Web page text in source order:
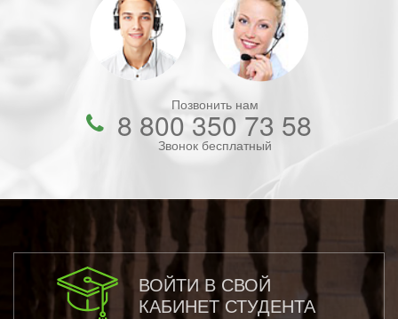
Позвонить нам
8 800 350 73 58
Звонок бесплатный
ВОЙТИ В СВОЙ
КАБИНЕТ СТУДЕНТА